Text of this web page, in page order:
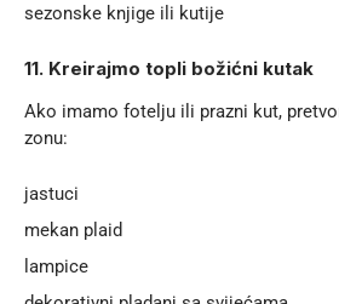
sezonske knjige ili kutije
11. Kreirajmo topli božićni kutak
Ako imamo fotelju ili prazni kut,
zonu:
jastuci
mekan plaid
lampice